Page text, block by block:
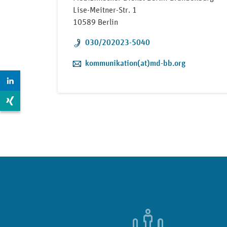
Lise-Meitner-Str. 1
10589 Berlin
Telefon:
030/202023-5040
E-Mail:
kommunikation(at)md-bb.org